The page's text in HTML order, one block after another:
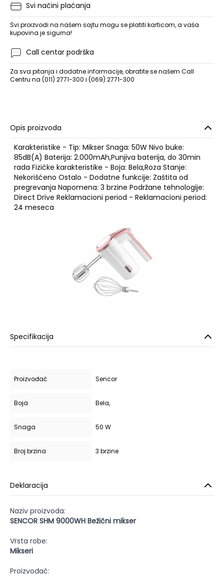
Svi načini plaćanja
Svi proizvodi na našem sajtu mogu se platiti karticom, a vaša
kupovina je sigurna!
Call centar podrška
Za sva pitanja i dodatne informacije, obratite se našem Call
Centru na (011) 2771-300 i (069) 2771-300
Opis proizvoda
Karakteristike - Tip: Mikser Snaga: 50W Nivo buke:
85dB(A) Baterija: 2.000mAh,Punjiva baterija, do 30min
rada Fizičke karakteristike - Boja: Bela,Roza Stanje:
Nekorišćeno Ostalo - Dodatne funkcije: Zaštita od
pregrevanja Napomena: 3 brzine Podržane tehnologije:
Direct Drive Reklamacioni period - Reklamacioni period:
24 meseca
Specifikacija
Proizvođač Sencor
Boja Bela,
Snaga 50 W
Broj brzina 3 brzine
Deklaracija
Naziv proizvoda:
SENCOR SHM 9000WH Bežični mikser
Vrsta robe:
Mikseri
Proizvođač: